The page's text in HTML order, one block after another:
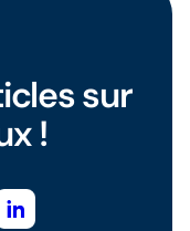
sur
!